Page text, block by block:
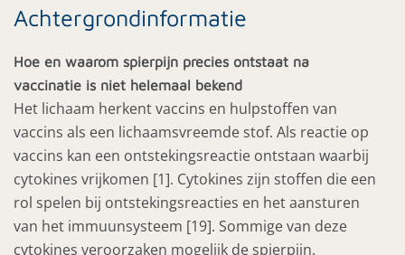
Achtergrondinformatie
Hoe en waarom spierpijn precies ontstaat na
vaccinatie is niet helemaal bekend
Het lichaam herkent vaccins en hulpstoffen van
vaccins als een lichaamsvreemde stof. Als reactie op
vaccins kan een ontstekingsreactie ontstaan waarbij
cytokines vrijkomen [1]. Cytokines zijn stoffen die een
rol spelen bij ontstekingsreacties en het aansturen
van het immuunsysteem [19]. Sommige van deze
cytokines veroorzaken mogelijk de spierpijn.